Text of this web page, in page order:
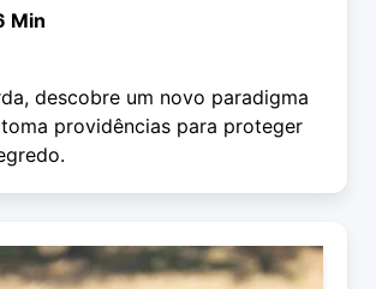
Min
descobre um novo paradigma
providências para proteger